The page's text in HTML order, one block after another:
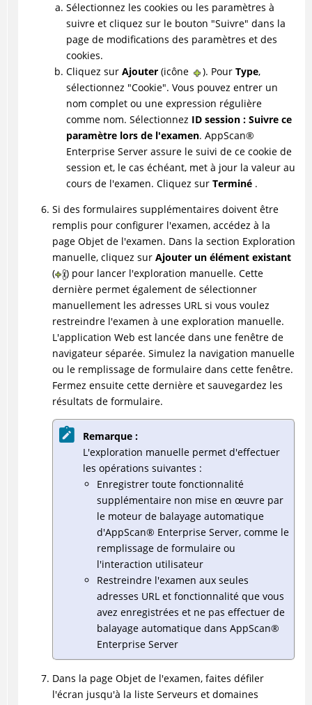
Sélectionnez les cookies ou les paramètres à
suivre et cliquez sur le bouton "Suivre" dans la
page de modifications des paramètres et des
cookies.
Cliquez sur Ajouter(icône ). Pour Type,
sélectionnez "Cookie". Vous pouvez entrer un
nom complet ou une expression régulière
comme nom. Sélectionnez ID session : Suivre ce
paramètre lors de l'examen. AppScan®
Enterprise Server assure le suivi de ce cookie de
session et, le cas échéant, met à jour la valeur au
cours de l'examen. Cliquez sur Terminé.
Si des formulaires supplémentaires doivent être
remplis pour configurer l'examen, accédez à la
page Objet de l'examen. Dans la section Exploration
manuelle, cliquez sur Ajouter un élément existant
(
) pour lancer l'exploration manuelle. Cette
dernière permet également de sélectionner
manuellement les adresses URL si vous voulez
restreindre l'examen à une exploration manuelle.
L'application Web est lancée dans une fenêtre de
navigateur séparée. Simulez la navigation manuelle
ou le remplissage de formulaire dans cette fenêtre.
Fermez ensuite cette dernière et sauvegardez les
résultats de formulaire.
Remarque :
L'exploration manuelle permet d'effectuer
les opérations suivantes :
Enregistrer toute fonctionnalité
supplémentaire non mise en œuvre par
le moteur de balayage automatique
d'AppScan® Enterprise Server, comme le
remplissage de formulaire ou
l'interaction utilisateur
Restreindre l'examen aux seules
adresses URL et fonctionnalité que vous
avez enregistrées et ne pas effectuer de
balayage automatique dans AppScan®
Enterprise Server
Dans la page Objet de l'examen, faites défiler
l'écran jusqu'à la liste Serveurs et domaines